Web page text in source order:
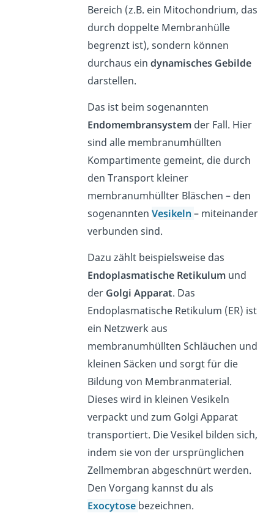
Bereich (z.B. ein Mitochondrium, das
durch doppelte Membranhülle
begrenzt ist), sondern können
durchaus eindynamisches Gebilde
darstellen.
Das ist beim sogenannten
Endomembransystem der Fall. Hier
sind alle membranumhüllten
Kompartimente gemeint, die durch
den Transport kleiner
membranumhüllter Bläschen – den
sogenanntenVesikeln– miteinander
verbunden sind.
Dazu zählt beispielsweise das
Endoplasmatische Retikulum und
der Golgi Apparat. Das
Endoplasmatische Retikulum (ER) ist
ein Netzwerk aus
membranumhüllten Schläuchen und
kleinen Säcken und sorgt für die
Bildung von Membranmaterial.
Dieses wird in kleinen Vesikeln
verpackt und zum Golgi Apparat
transportiert. Die Vesikel bilden sich,
indem sie von der ursprünglichen
Zellmembran abgeschnürt werden.
Den Vorgang kannst du als
Exocytose bezeichnen.